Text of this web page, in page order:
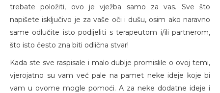
trebate položiti, ovo je vježba samo za vas. Sve što
napišete isključivo je za vaše oči i dušu, osim ako naravno
same odlučite isto podijeliti s terapeutom i/ili partnerom,
što isto često zna biti odlična stvar!
Kada ste sve raspisale i malo dublje promislile o ovoj temi,
vjerojatno su vam već pale na pamet neke ideje koje bi
vam u ovome mogle pomoći. A za neke dodatne ideje i